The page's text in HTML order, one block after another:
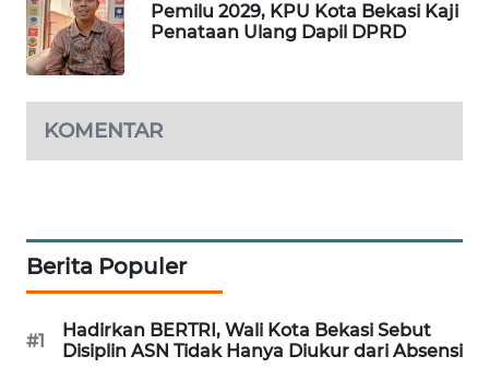
Pemilu 2029, KPU Kota Bekasi Kaji
Penataan Ulang Dapil DPRD
KOMENTAR
Berita Populer
#1
Hadirkan BERTRI, Wali Kota Bekasi Sebut
Disiplin ASN Tidak Hanya Diukur dari Absensi
NEWS
METRO
KRT
NEWS
KARING